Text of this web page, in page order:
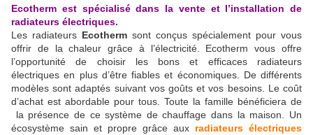
Ecotherm est spécialisé dans la vente et l’installation de
radiateurs électriques.
Les radiateurs Ecotherm sont conçus spécialement pour vous
offrir de la chaleur grâce à l’électricité. Ecotherm vous offre
l’opportunité de choisir les bons et efficaces radiateurs
électriques en plus d’être fiables et économiques. De différents
modèles sont adaptés suivant vos goûts et vos besoins. Le coût
d’achat est abordable pour tous. Toute la famille bénéficiera de
la présence de ce système de chauffage dans la maison. Un
écosystème sain et propre grâce aux radiateurs électriques